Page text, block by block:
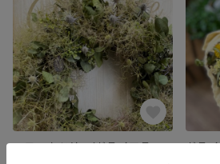
スモークツリー(ドライフラワー)リース
ドラ